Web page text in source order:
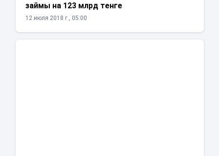
займы на 123 млрд тенге
12 июля 2018 г., 05:00